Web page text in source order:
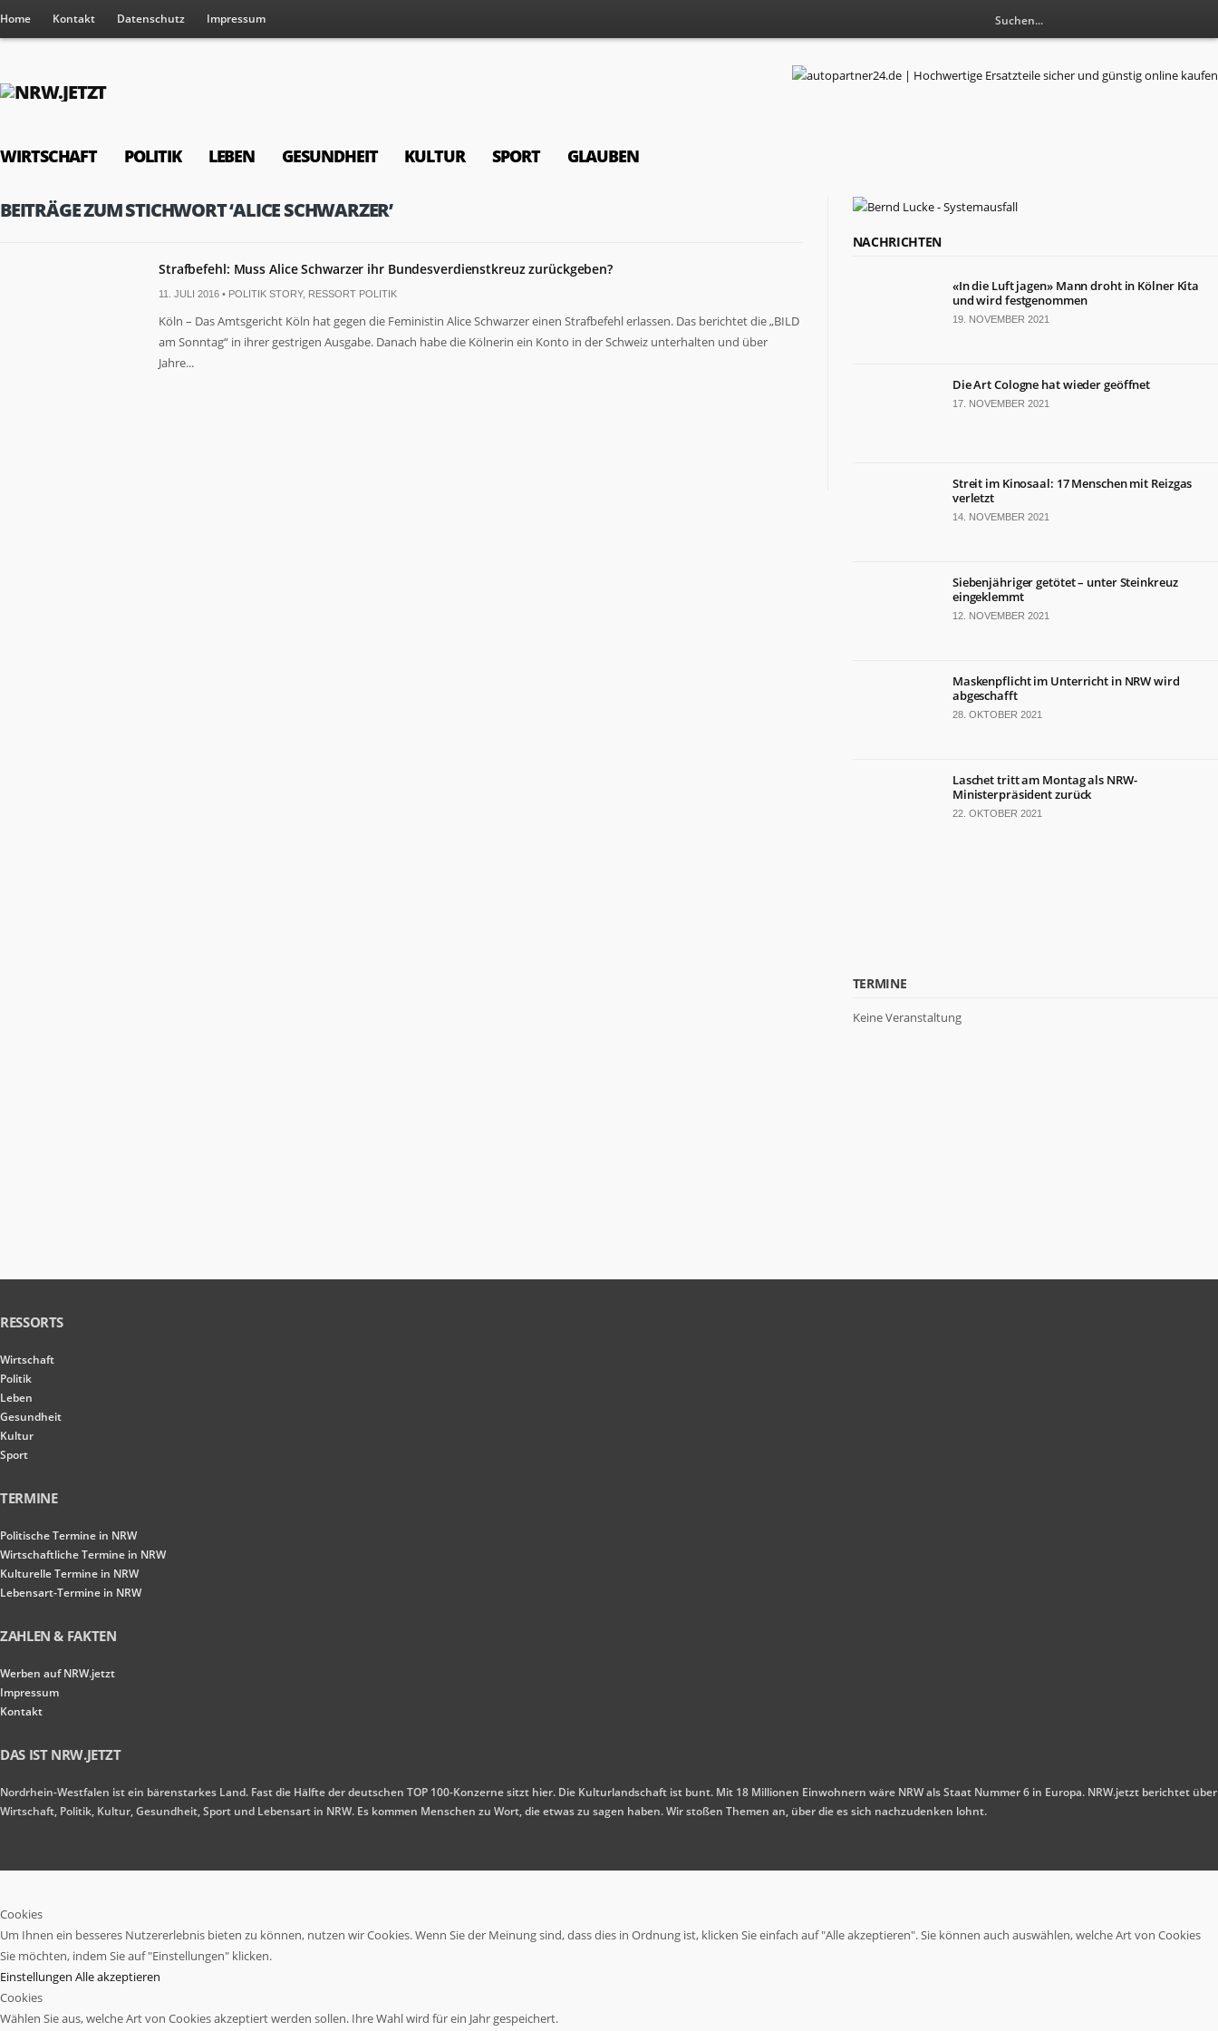
Home Kontakt Datenschutz Impressum
WIRTSCHAFT POLITIK LEBEN GESUNDHEIT KULTUR SPORT GLAUBEN
BEITRÄGE ZUM STICHWORT ‘ALICE SCHWARZER’
Strafbefehl: Muss Alice Schwarzer ihr Bundesverdienstkreuz zurückgeben?
11. JULI 2016 • POLITIK STORY, RESSORT POLITIK
Köln – Das Amtsgericht Köln hat gegen die Feministin Alice Schwarzer einen Strafbefehl erlassen. Das berichtet die „BILD
am Sonntag“ in ihrer gestrigen Ausgabe. Danach habe die Kölnerin ein Konto in der Schweiz unterhalten und über
Jahre...
NACHRICHTEN
«In die Luft jagen» Mann droht in Kölner Kita
und wird festgenommen
19. NOVEMBER 2021
Die Art Cologne hat wieder geöffnet
17. NOVEMBER 2021
Streit im Kinosaal: 17 Menschen mit Reizgas
verletzt
14. NOVEMBER 2021
Siebenjähriger getötet – unter Steinkreuz
eingeklemmt
12. NOVEMBER 2021
Maskenpflicht im Unterricht in NRW wird
abgeschafft
28. OKTOBER 2021
Laschet tritt am Montag als NRW-
Ministerpräsident zurück
22. OKTOBER 2021
TERMINE
Keine Veranstaltung
RESSORTS
Wirtschaft
Politik
Leben
Gesundheit
Kultur
Sport
TERMINE
Politische Termine in NRW
Wirtschaftliche Termine in NRW
Kulturelle Termine in NRW
Lebensart-Termine in NRW
ZAHLEN & FAKTEN
Werben auf NRW.jetzt
Impressum
Kontakt
DAS IST NRW.JETZT
Nordrhein-Westfalen ist ein bärenstarkes Land. Fast die Hälfte der deutschen TOP 100-Konzerne sitzt hier. Die Kulturlandschaft ist bunt. Mit 18 Millionen Einwohnern wäre NRW als Staat Nummer 6 in Europa. NRW.jetzt berichtet über
Wirtschaft, Politik, Kultur, Gesundheit, Sport und Lebensart in NRW. Es kommen Menschen zu Wort, die etwas zu sagen haben. Wir stoßen Themen an, über die es sich nachzudenken lohnt.
Cookies
Um Ihnen ein besseres Nutzererlebnis bieten zu können, nutzen wir Cookies. Wenn Sie der Meinung sind, dass dies in Ordnung ist, klicken Sie einfach auf "Alle akzeptieren". Sie können auch auswählen, welche Art von Cookies
Sie möchten, indem Sie auf "Einstellungen" klicken.
Einstellungen Alle akzeptieren
Cookies
Wählen Sie aus, welche Art von Cookies akzeptiert werden sollen. Ihre Wahl wird für ein Jahr gespeichert.